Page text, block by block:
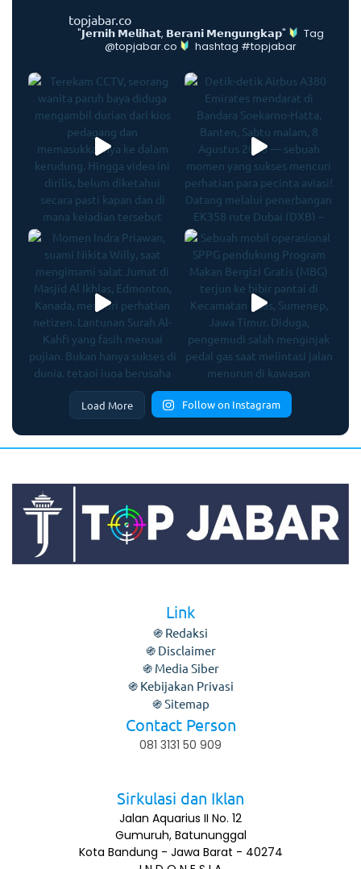
topjabar.co
"𝗝𝗲𝗿𝗻𝗶𝗵 𝗠𝗲𝗹𝗶𝗵𝗮𝘁, 𝗕𝗲𝗿𝗮𝗻𝗶 𝗠𝗲𝗻𝗴𝘂𝗻𝗴𝗸𝗮𝗽"
Tag
@topjabar.co
hashtag #topjabar
Load More Follow on Instagram
Link
֍ Redaksi
֍ Disclaimer
֍ Media Siber
֍ Kebijakan Privasi
֍ Sitemap
Contact Person
081 3131 50 909
Sirkulasi dan Iklan
Jalan Aquarius II No. 12
Gumuruh, Batununggal
Kota Bandung - Jawa Barat - 40274